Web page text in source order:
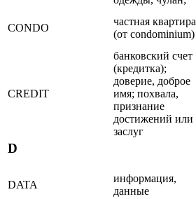
CONDO
частная квартира
(от condominium)
CREDIT
банковский счет
(кредитка);
доверие, доброе
имя; похвала,
признание
достижений или
заслуг
D
DATA
информация,
данные